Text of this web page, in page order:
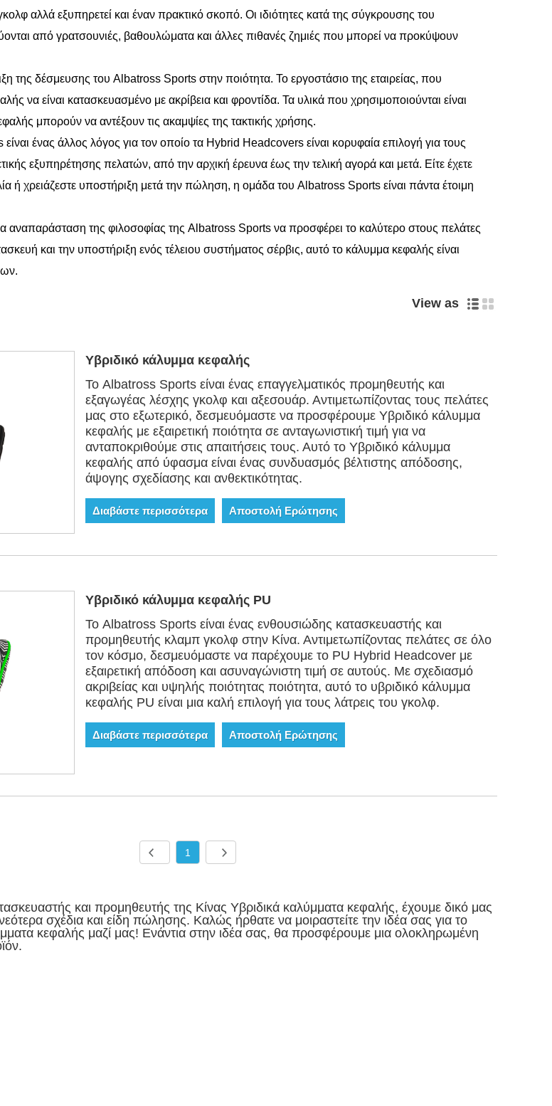
αλλά εξυπηρετεί και έναν πρακτικό σκοπό. Οι ιδιότητες κατά της σύγκρουσης του
από γρατσουνιές, βαθουλώματα και άλλες πιθανές ζημιές που μπορεί να προκύψουν
της δέσμευσης του Albatross Sports στην ποιότητα. Το εργοστάσιο της εταιρείας, που
να είναι κατασκευασμένο με ακρίβεια και φροντίδα. Τα υλικά που χρησιμοποιούνται είναι
μπορούν να αντέξουν τις ακαμψίες της τακτικής χρήσης.
ένας άλλος λόγος για τον οποίο τα Hybrid Headcovers είναι κορυφαία επιλογή για τους
εξυπηρέτησης πελατών, από την αρχική έρευνα έως την τελική αγορά και μετά. Είτε έχετε
ή χρειάζεστε υποστήριξη μετά την πώληση, η ομάδα του Albatross Sports είναι πάντα έτοιμη
αναπαράσταση της φιλοσοφίας της Albatross Sports να προσφέρει το καλύτερο στους πελάτες
και την υποστήριξη ενός τέλειου συστήματος σέρβις, αυτό το κάλυμμα κεφαλής είναι
View as
Υβριδικό κάλυμμα κεφαλής
Το Albatross Sports είναι ένας επαγγελματικός προμηθευτής και
εξαγωγέας λέσχης γκολφ και αξεσουάρ. Αντιμετωπίζοντας τους πελάτες
μας στο εξωτερικό, δεσμευόμαστε να προσφέρουμε Υβριδικό κάλυμμα
κεφαλής με εξαιρετική ποιότητα σε ανταγωνιστική τιμή για να
ανταποκριθούμε στις απαιτήσεις τους. Αυτό το Υβριδικό κάλυμμα
κεφαλής από ύφασμα είναι ένας συνδυασμός βέλτιστης απόδοσης,
άψογης σχεδίασης και ανθεκτικότητας.
Διαβάστε περισσότερα Αποστολή Ερώτησης
Υβριδικό κάλυμμα κεφαλής PU
Το Albatross Sports είναι ένας ενθουσιώδης κατασκευαστής και
προμηθευτής κλαμπ γκολφ στην Κίνα. Αντιμετωπίζοντας πελάτες σε όλο
τον κόσμο, δεσμευόμαστε να παρέχουμε το PU Hybrid Headcover με
εξαιρετική απόδοση και ασυναγώνιστη τιμή σε αυτούς. Με σχεδιασμό
ακριβείας και υψηλής ποιότητας ποιότητα, αυτό το υβριδικό κάλυμμα
κεφαλής PU είναι μια καλή επιλογή για τους λάτρεις του γκολφ.
Διαβάστε περισσότερα Αποστολή Ερώτησης
1
και προμηθευτής της Κίνας Υβριδικά καλύμματα κεφαλής, έχουμε δικό μας
σχέδια και είδη πώλησης. Καλώς ήρθατε να μοιραστείτε την ιδέα σας για το
κεφαλής μαζί μας! Ενάντια στην ιδέα σας, θα προσφέρουμε μια ολοκληρωμένη